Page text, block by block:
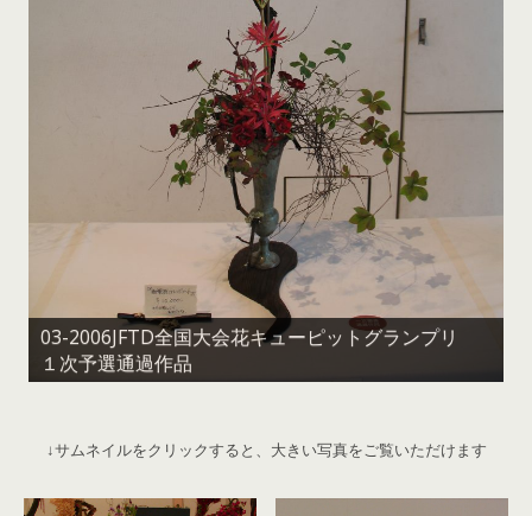
03-2006JFTD全国大会花キューピットグランプリ
１次予選通過作品
↓サムネイルをクリックすると、大きい写真をご覧いただけます